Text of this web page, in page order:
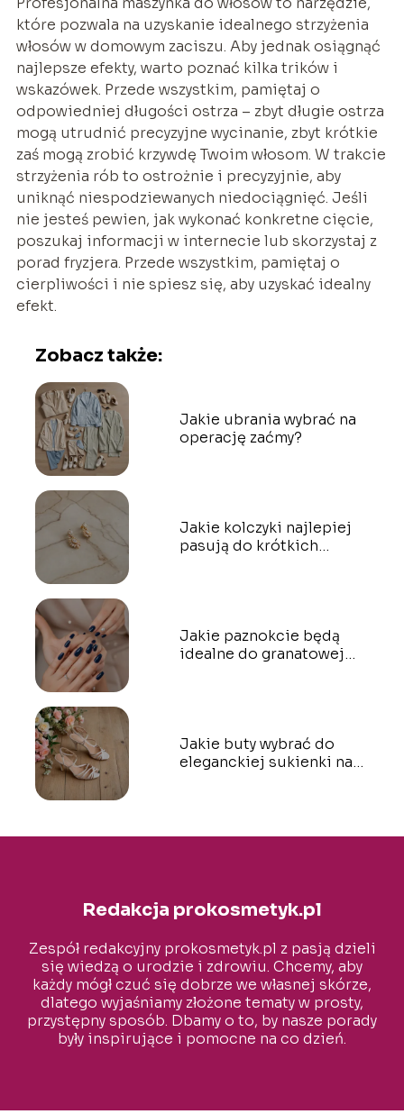
które pozwala na uzyskanie idealnego strzyżenia
włosów w domowym zaciszu. Aby jednak osiągnąć
najlepsze efekty, warto poznać kilka trików i
wskazówek. Przede wszystkim, pamiętaj o
odpowiedniej długości ostrza – zbyt długie ostrza
mogą utrudnić precyzyjne wycinanie, zbyt krótkie
zaś mogą zrobić krzywdę Twoim włosom. W trakcie
strzyżenia rób to ostrożnie i precyzyjnie, aby
uniknąć niespodziewanych niedociągnięć. Jeśli
nie jesteś pewien, jak wykonać konkretne cięcie,
poszukaj informacji w internecie lub skorzystaj z
porad fryzjera. Przede wszystkim, pamiętaj o
cierpliwości i nie spiesz się, aby uzyskać idealny
efekt.
Zobacz także:
Jakie ubrania wybrać na
operację zaćmy?
Jakie kolczyki najlepiej
pasują do krótkich
Jakie paznokcie będą
idealne do granatowej
Jakie buty wybrać do
eleganckiej sukienki na
Redakcja prokosmetyk.pl
Zespół redakcyjny prokosmetyk.pl z pasją dzieli
się wiedzą o urodzie i zdrowiu. Chcemy, aby
każdy mógł czuć się dobrze we własnej skórze,
dlatego wyjaśniamy złożone tematy w prosty,
przystępny sposób. Dbamy o to, by nasze porady
były inspirujące i pomocne na co dzień.